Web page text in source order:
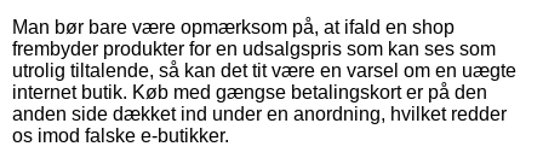
Man bør bare være opmærksom på, at ifald en shop
frembyder produkter for en udsalgspris som kan ses som
utrolig tiltalende, så kan det tit være en varsel om en uægte
internet butik. Køb med gængse betalingskort er på den
anden side dækket ind under en anordning, hvilket redder
os imod falske e-butikker.